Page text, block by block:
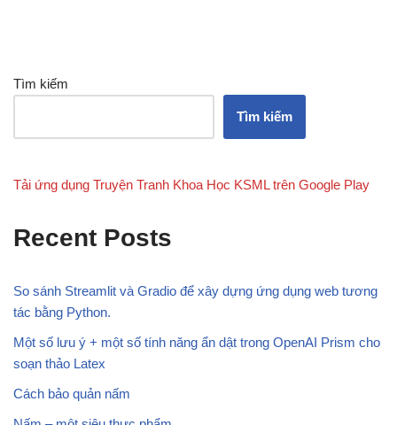
Tìm kiếm
Tìm kiếm
Tải ứng dụng Truyện Tranh Khoa Học KSML trên Google Play
Recent Posts
So sánh Streamlit và Gradio để xây dựng ứng dụng web tương
tác bằng Python.
Một số lưu ý + một số tính năng ẩn dật trong OpenAI Prism cho
soạn thảo Latex
Cách bảo quản nấm